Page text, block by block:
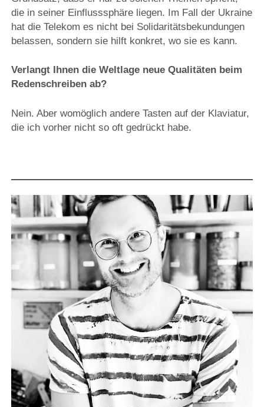
die in seiner Einflusssphäre liegen. Im Fall der Ukraine
hat die Telekom es nicht bei Solidaritätsbekundungen
belassen, sondern sie hilft konkret, wo sie es kann.
Verlangt Ihnen die Weltlage neue Qualitäten beim
Redenschreiben ab?
Nein. Aber womöglich andere Tasten auf der Klaviatur,
die ich vorher nicht so oft gedrückt habe.